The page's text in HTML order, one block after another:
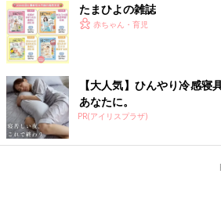
たまひよの雑誌
赤ちゃん・育児
【大人気】ひんやり冷感寝
あなたに。
PR(アイリスプラザ)